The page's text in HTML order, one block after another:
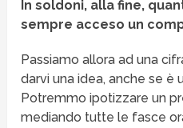
In soldoni, alla fine,
sempre acceso un
Passiamo allora ad una
darvi una idea, anche se è
Potremmo ipotizzare un
mediando tutte le fasce